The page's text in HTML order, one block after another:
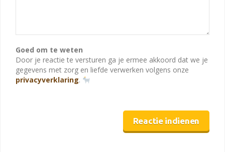
Goed om te weten
Door je reactie te versturen ga je ermee akkoord dat we je
gegevens met zorg en liefde verwerken volgens onze
privacyverklaring.